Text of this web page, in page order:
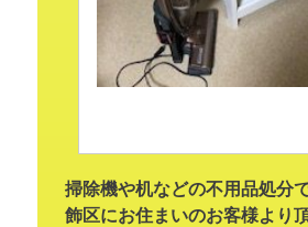
掃除機や机などの不用品処分
飾区にお住まいのお客様より